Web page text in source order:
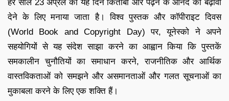
हर साल 23 अप्रैल को यह दिन किताबों और पढ़ने के आनंद को बढ़ावा
देने के लिए मनाया जाता है। विश्व पुस्तक और कॉपीराइट दिवस
(World Book and Copyright Day) पर, यूनेस्को ने अपने
सहयोगियों से यह संदेश साझा करने का आह्वान किया कि पुस्तकें
समकालीन चुनौतियों का समाधान करने, राजनीतिक और आर्थिक
वास्तविकताओं को समझने और असमानताओं और गलत सूचनाओं का
मुकाबला करने के लिए एक शक्ति हैं।